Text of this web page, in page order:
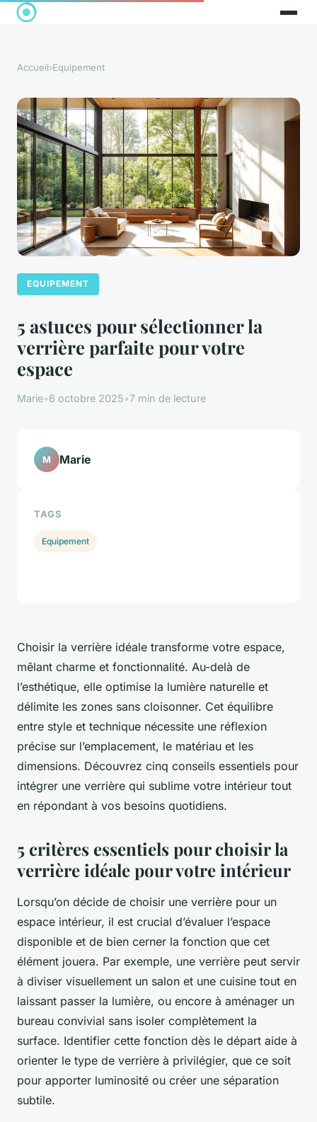
Accueil›Equipement
EQUIPEMENT
5 astuces pour sélectionner la
verrière parfaite pour votre
espace
Marie•6 octobre 2025•7 min de lecture
Choisir la verrière idéale transforme votre espace,
mêlant charme et fonctionnalité. Au-delà de
l’esthétique, elle optimise la lumière naturelle et
délimite les zones sans cloisonner. Cet équilibre
entre style et technique nécessite une réflexion
précise sur l’emplacement, le matériau et les
dimensions. Découvrez cinq conseils essentiels pour
intégrer une verrière qui sublime votre intérieur tout
en répondant à vos besoins quotidiens.
5 critères essentiels pour choisir la
verrière idéale pour votre intérieur
Lorsqu’on décide de choisir une verrière pour un
espace intérieur, il est crucial d’évaluer l’espace
disponible et de bien cerner la fonction que cet
élément jouera. Par exemple, une verrière peut servir
à diviser visuellement un salon et une cuisine tout en
laissant passer la lumière, ou encore à aménager un
bureau convivial sans isoler complètement la
surface. Identifier cette fonction dès le départ aide à
orienter le type de verrière à privilégier, que ce soit
pour apporter luminosité ou créer une séparation
subtile.
M Marie
TAGS
Equipement